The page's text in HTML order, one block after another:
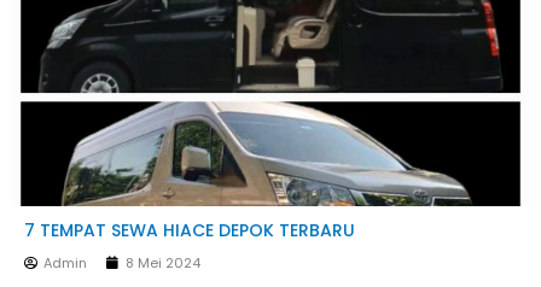
7 TEMPAT SEWA HIACE DEPOK TERBARU
Admin 8 Mei 2024